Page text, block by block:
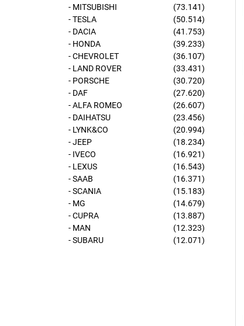
- MITSUBISHI
(73.141)
- TESLA
(50.514)
- DACIA
(41.753)
- HONDA
(39.233)
- CHEVROLET
(36.107)
- LAND ROVER
(33.431)
- PORSCHE
(30.720)
- DAF
(27.620)
- ALFA ROMEO
(26.607)
- DAIHATSU
(23.456)
- LYNK&CO
(20.994)
- JEEP
(18.234)
- IVECO
(16.921)
- LEXUS
(16.543)
- SAAB
(16.371)
- SCANIA
(15.183)
- MG
(14.679)
- CUPRA
(13.887)
- MAN
(12.323)
- SUBARU
(12.071)